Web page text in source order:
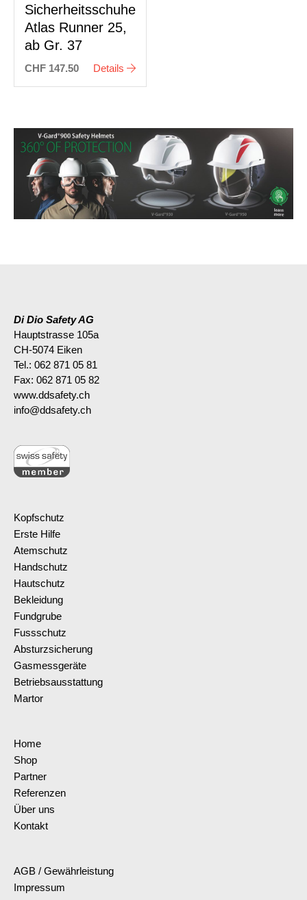
Sicherheitsschuhe
Atlas Runner 25,
ab Gr. 37
CHF 147.50 Details
Di Dio Safety AG
Hauptstrasse 105a
CH-5074 Eiken
Tel.: 062 871 05 81
Fax: 062 871 05 82
www.ddsafety.ch
info@ddsafety.ch
Kopfschutz
Erste Hilfe
Atemschutz
Handschutz
Hautschutz
Bekleidung
Fundgrube
Fussschutz
Absturzsicherung
Gasmessgeräte
Betriebsausstattung
Martor
Home
Shop
Partner
Referenzen
Über uns
Kontakt
AGB / Gewährleistung
Impressum